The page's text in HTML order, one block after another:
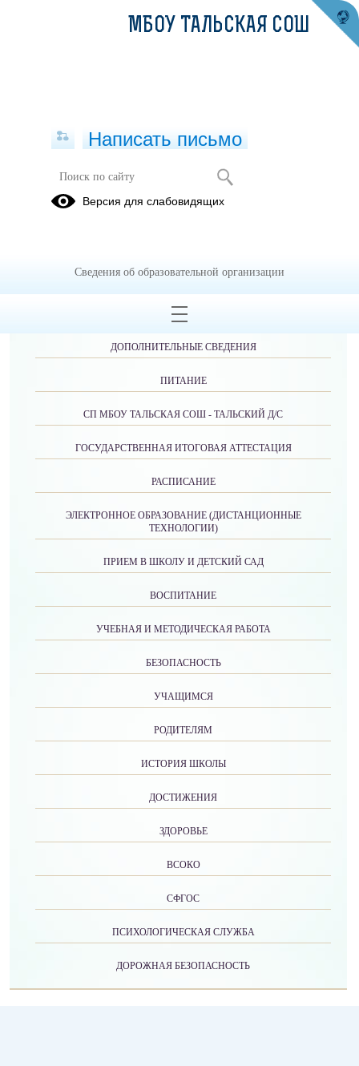
ОБРАЩЕНИЯ ГРАЖДАН
ПРОТИВОДЕЙСТВИЕ КОРРУПЦИИ
ДОПОЛНИТЕЛЬНЫЕ СВЕДЕНИЯ
ПИТАНИЕ
СП МБОУ ТАЛЬСКАЯ СОШ - ТАЛЬСКИЙ Д/С
ГОСУДАРСТВЕННАЯ ИТОГОВАЯ АТТЕСТАЦИЯ
РАСПИСАНИЕ
ЭЛЕКТРОННОЕ ОБРАЗОВАНИЕ (ДИСТАНЦИОННЫЕ
ТЕХНОЛОГИИ)
ПРИЕМ В ШКОЛУ И ДЕТСКИЙ САД
ВОСПИТАНИЕ
УЧЕБНАЯ И МЕТОДИЧЕСКАЯ РАБОТА
БЕЗОПАСНОСТЬ
УЧАЩИМСЯ
РОДИТЕЛЯМ
ИСТОРИЯ ШКОЛЫ
ДОСТИЖЕНИЯ
ЗДОРОВЬЕ
ВСОКО
СФГОС
ПСИХОЛОГИЧЕСКАЯ СЛУЖБА
ДОРОЖНАЯ БЕЗОПАСНОСТЬ
МБОУ ТАЛЬСКАЯ СОШ
Написать письмо
Версия для слабовидящих
Сведения об образовательной организации